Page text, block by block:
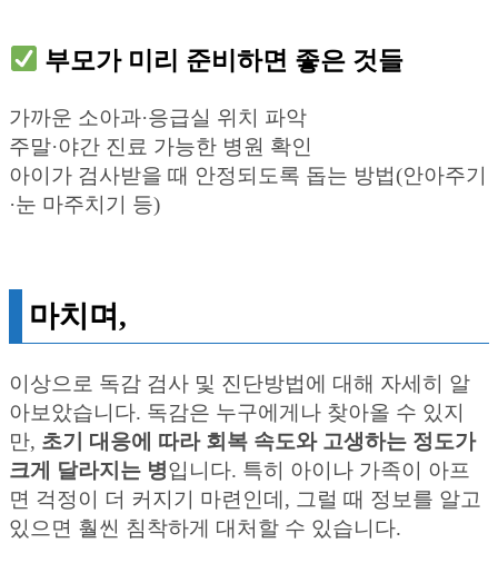
부모가 미리 준비하면 좋은 것들
가까운 소아과·응급실 위치 파악
주말·야간 진료 가능한 병원 확인
아이가 검사받을 때 안정되도록 돕는 방법(안아주기
·눈 마주치기 등)
마치며,
이상으로 독감 검사 및 진단방법에 대해 자세히 알
아보았습니다. 독감은 누구에게나 찾아올 수 있지
만, 초기 대응에 따라 회복 속도와 고생하는 정도가
크게 달라지는 병입니다. 특히 아이나 가족이 아프
면 걱정이 더 커지기 마련인데, 그럴 때 정보를 알고
있으면 훨씬 침착하게 대처할 수 있습니다.